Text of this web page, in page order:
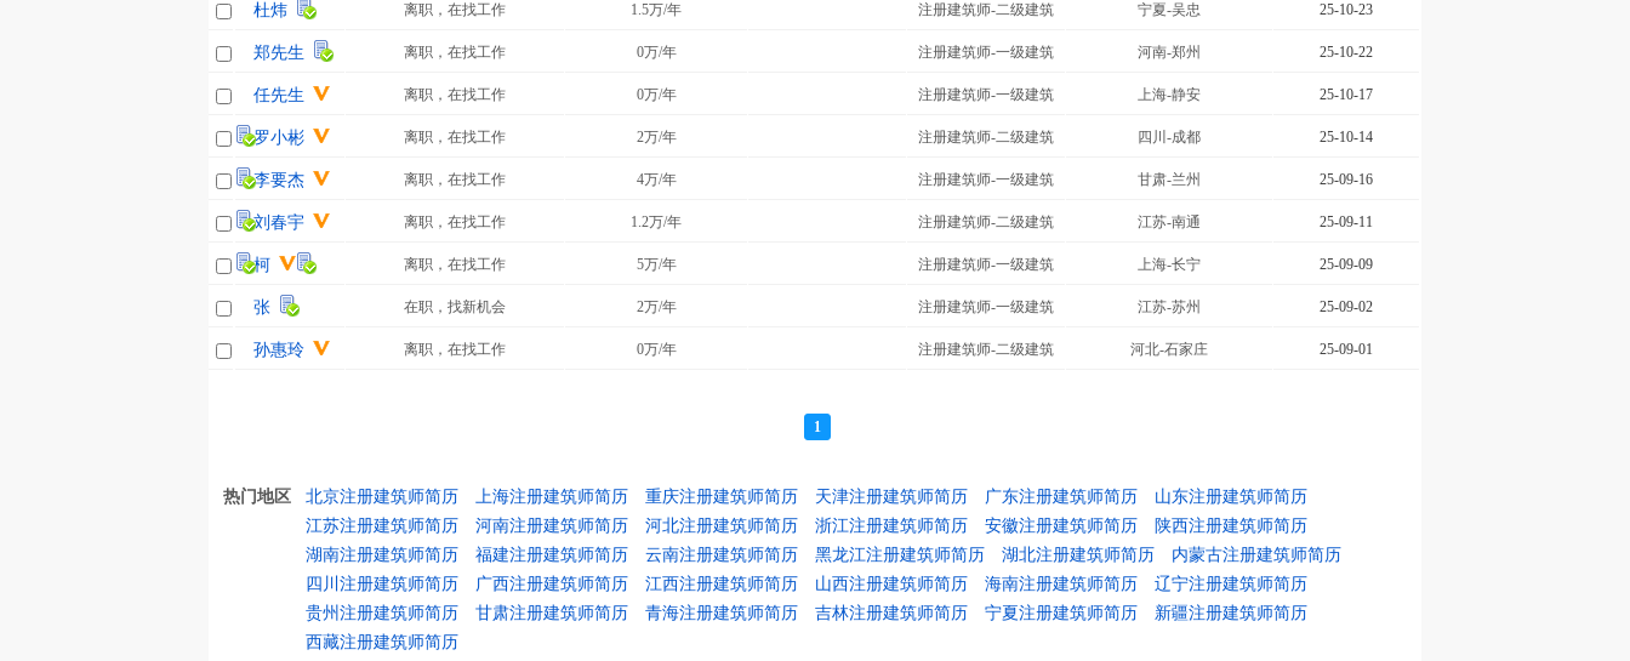
杜炜 离职，在找工作 1.5万/年 注册建筑师-二级建筑 宁夏-吴忠 25-10-23
郑先生 离职，在找工作 0万/年 注册建筑师-一级建筑 河南-郑州 25-10-22
任先生 离职，在找工作 0万/年 注册建筑师-一级建筑 上海-静安 25-10-17
罗小彬 离职，在找工作 2万/年 注册建筑师-二级建筑 四川-成都 25-10-14
李要杰 离职，在找工作 4万/年 注册建筑师-一级建筑 甘肃-兰州 25-09-16
刘春宇 离职，在找工作 1.2万/年 注册建筑师-二级建筑 江苏-南通 25-09-11
柯 离职，在找工作 5万/年 注册建筑师-一级建筑 上海-长宁 25-09-09
张 在职，找新机会 2万/年 注册建筑师-一级建筑 江苏-苏州 25-09-02
孙惠玲 离职，在找工作 0万/年 注册建筑师-二级建筑 河北-石家庄 25-09-01
1
热门地区 北京注册建筑师简历 上海注册建筑师简历 重庆注册建筑师简历 天津注册建筑师简历 广东注册建筑师简历
山东注册建筑师简历
江苏注册建筑师简历
河南注册建筑师简历 河北注册建筑师简历 浙江注册建筑师简历 安徽注册建筑师简历
陕西注册建筑师简历
湖南注册建筑师简历
福建注册建筑师简历 云南注册建筑师简历 黑龙江注册建筑师简历 湖北注册建筑师简历
内蒙古注册建筑师简历
四川注册建筑师简历
广西注册建筑师简历 江西注册建筑师简历 山西注册建筑师简历 海南注册建筑师简历
辽宁注册建筑师简历
贵州注册建筑师简历
甘肃注册建筑师简历 青海注册建筑师简历 吉林注册建筑师简历 宁夏注册建筑师简历
新疆注册建筑师简历
西藏注册建筑师简历